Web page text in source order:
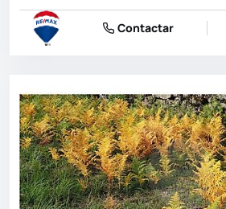
Contactar